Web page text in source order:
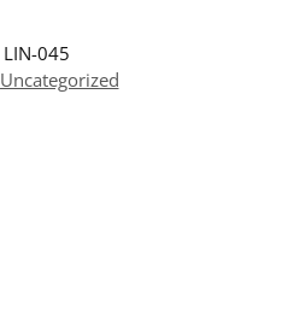
LIN-045
Uncategorized